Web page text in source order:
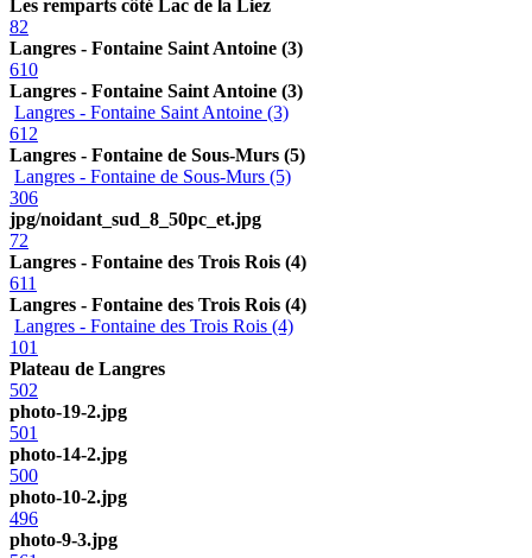
Les remparts côté Lac de la Liez
82
Langres - Fontaine Saint Antoine (3)
610
Langres - Fontaine Saint Antoine (3)
Langres - Fontaine Saint Antoine (3)
612
Langres - Fontaine de Sous-Murs (5)
Langres - Fontaine de Sous-Murs (5)
306
jpg/noidant_sud_8_50pc_et.jpg
72
Langres - Fontaine des Trois Rois (4)
611
Langres - Fontaine des Trois Rois (4)
Langres - Fontaine des Trois Rois (4)
101
Plateau de Langres
502
photo-19-2.jpg
501
photo-14-2.jpg
500
photo-10-2.jpg
496
photo-9-3.jpg